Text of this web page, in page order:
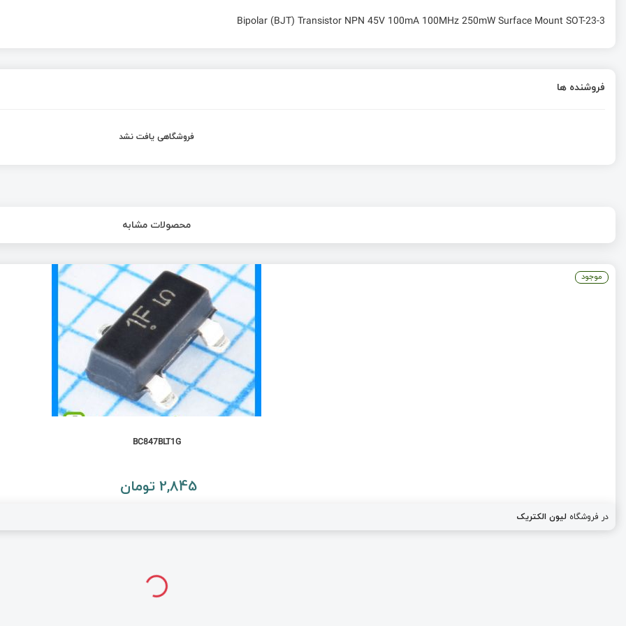
Bipolar (BJT) Transistor NPN 45V 100mA 100MHz 250mW Surface Mount SOT-23-3
فروشنده ها
فروشگاهی یافت نشد
محصولات مشابه
BC847BLT1G
2,845 تومان
در فروشگاه لیون الکتریک
موجود